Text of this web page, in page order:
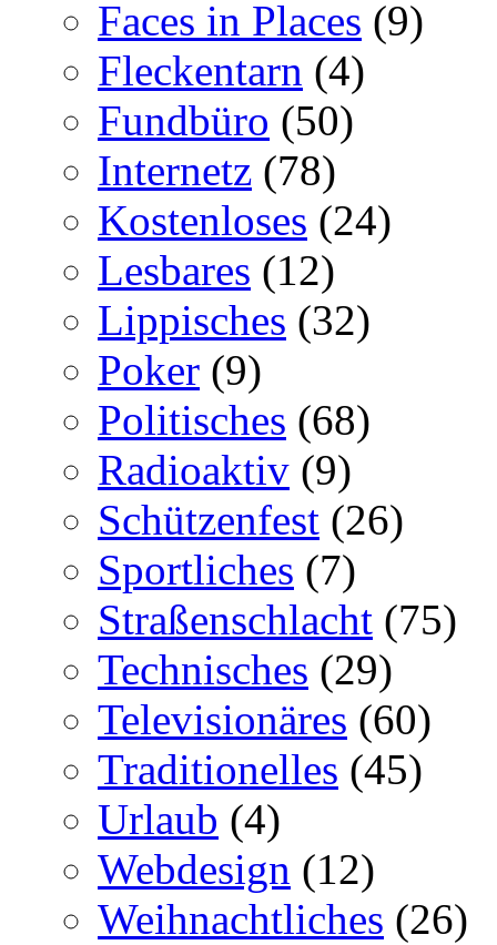
Faces in Places (9)
Fleckentarn (4)
Fundbüro (50)
Internetz (78)
Kostenloses (24)
Lesbares (12)
Lippisches (32)
Poker (9)
Politisches (68)
Radioaktiv (9)
Schützenfest (26)
Sportliches (7)
Straßenschlacht (75)
Technisches (29)
Televisionäres (60)
Traditionelles (45)
Urlaub (4)
Webdesign (12)
Weihnachtliches (26)